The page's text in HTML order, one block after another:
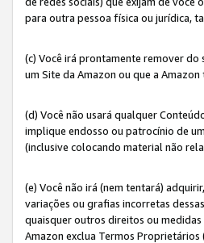
para outra pessoa física ou jurídica,
(c) Você irá prontamente remover
um Site da Amazon ou que a
(d) Você não usará qualquer
implique endosso ou patrocínio de
(inclusive colocando material não
(e) Você não irá (nem tentará)
variações ou grafias incorretas
quaisquer outros direitos ou
Amazon exclua Termos